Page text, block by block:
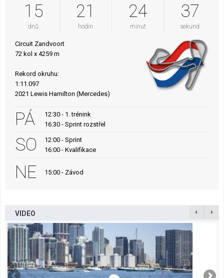
15
dnů
21
hodin
24
minut
36
sekund
Circuit Zandvoort
72 kol x 4259 m
Rekord okruhu:
1:11.097
2021 Lewis Hamilton (Mercedes)
PÁ
12:30 - 1. trénink
16:30 - Sprint rozstřel
SO
12:00 - Sprint
16:00 - Kvalifikace
NE 15:00 - Závod
VIDEO